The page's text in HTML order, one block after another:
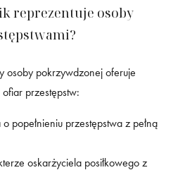
reprezentuje osoby
osoby pokrzywdzonej oferuje
przestępstw:
popełnieniu przestępstwa z pełną
oskarżyciela posiłkowego z